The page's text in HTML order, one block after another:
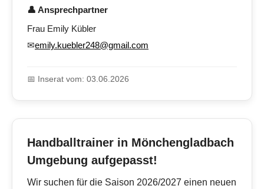
👤 Ansprechpartner
Frau Emily Kübler
✉emily.kuebler248@gmail.com
📅 Inserat vom: 03.06.2026
Handballtrainer in Mönchengladbach
Umgebung aufgepasst!
Wir suchen für die Saison 2026/2027 einen neuen